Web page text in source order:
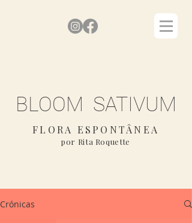
BLOOM SATIVUM
FLORA ESPONTÂNEA
por Rita Roquette
Crónicas